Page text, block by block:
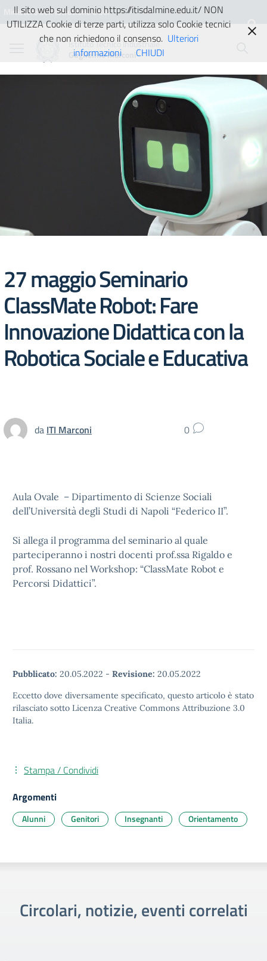
Vai ai contenuti
Vai al menu di navigazione
Vai al footer
Ministero dell'Istruzione e del
Istituto Tecnico Industriale
Guglielmo Marconi
27 maggio Seminario
ClassMate Robot: Fare
Innovazione Didattica con la
Robotica Sociale e Educativa
da ITI Marconi 0
Aula Ovale – Dipartimento di Scienze Sociali
dell’Università degli Studi di Napoli “Federico II”.
Si allega il programma del seminario al quale
parteciperanno i nostri docenti prof.ssa Rigaldo e
prof. Rossano nel Workshop: “ClassMate Robot e
Percorsi Didattici”.
Pubblicato: 20.05.2022 - Revisione: 20.05.2022
Eccetto dove diversamente specificato, questo articolo è stato
rilasciato sotto Licenza Creative Commons Attribuzione 3.0
Italia.
Stampa / Condividi
Argomenti
Alunni Genitori Insegnanti Orientamento
Circolari, notizie, eventi correlati
Il sito web sul dominio https://itisdalmine.edu.it/ NON
UTILIZZA Cookie di terze parti, utilizza solo Cookie tecnici
che non richiedono il consenso. Ulteriori
informazioni
CHIUDI